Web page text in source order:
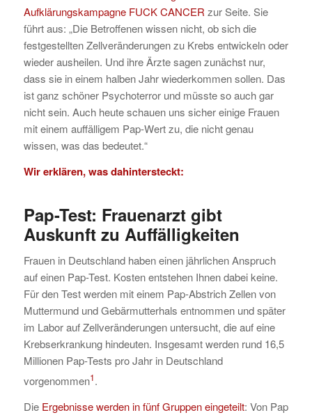
Aufklärungskampagne FUCK CANCER zur Seite. Sie
führt aus: „Die Betroffenen wissen nicht, ob sich die
festgestellten Zellveränderungen zu Krebs entwickeln oder
wieder ausheilen. Und ihre Ärzte sagen zunächst nur,
dass sie in einem halben Jahr wiederkommen sollen. Das
ist ganz schöner Psychoterror und müsste so auch gar
nicht sein. Auch heute schauen uns sicher einige Frauen
mit einem auffälligem Pap-Wert zu, die nicht genau
wissen, was das bedeutet.“
Wir erklären, was dahintersteckt:
Pap-Test: Frauenarztgibt
Auskunft zu Auffälligkeiten
Frauen in Deutschland haben einen jährlichen Anspruch
auf einen Pap-Test. Kosten entstehen Ihnen dabei keine.
Für den Test werden mit einem Pap-Abstrich Zellen von
Muttermund und Gebärmutterhals entnommen und später
im Labor auf Zellveränderungen untersucht, die auf eine
Krebserkrankung hindeuten. Insgesamt werden rund 16,5
Millionen Pap-Tests pro Jahr in Deutschland
vorgenommen1.
Die Ergebnisse werden in fünf Gruppen eingeteilt: Von Pap